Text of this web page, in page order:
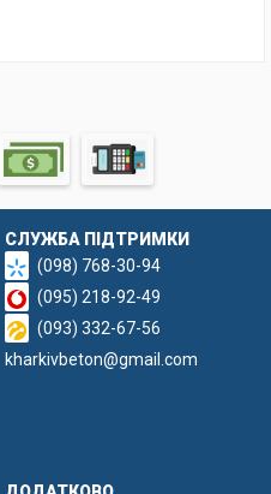
секцій з унікальним
натуральну текстуру. Верх
що додає плавності та
решітка створює візуальну
проникнення світла та
для ділянок із
будинків, де важливо
СЛУЖБА ПІДТРИМКИ
(098) 768-30-94
(095) 218-92-49
(093) 332-67-56
kharkivbeton@gmail.com